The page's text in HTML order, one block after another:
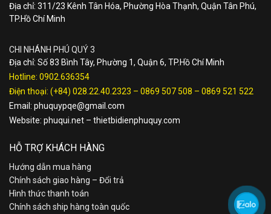
Địa chỉ: 311/23 Kênh Tân Hóa, Phường Hòa Thạnh, Quận Tân Phú,
TP.Hồ Chí Minh
CHI NHÁNH PHÚ QUÝ 3
Địa chỉ: Số 83 Bình Tây, Phường 1, Quận 6, TP.Hồ Chí Minh
Hotline: 0902.636354
Điện thoại: (+84) 028.22.40.2323 – 0869 507 508 – 0869 521 522
Email: phuquypqe@gmail.com
Website: phuqui.net – thietbidienphuquy.com
HỖ TRỢ KHÁCH HÀNG
Hướng dẫn mua hàng
Chính sách giao hàng – Đổi trả
Hình thức thanh toán
Chính sách ship hàng toàn quốc